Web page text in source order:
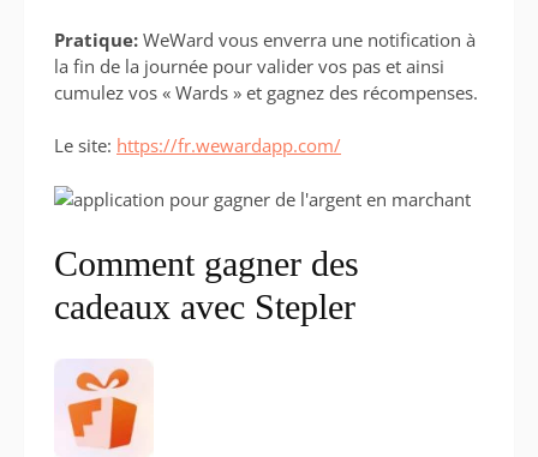
Pratique: WeWard vous enverra une notification à
la fin de la journée pour valider vos pas et ainsi
cumulez vos « Wards » et gagnez des récompenses.
Le site: https://fr.wewardapp.com/
Comment gagner des
cadeaux avec Stepler